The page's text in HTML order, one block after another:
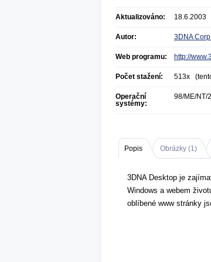
Aktualizováno: 18.6.2003
Autor: 3DNA
Web programu: http://
Počet stažení: 513x
Operační
systémy:
98/ME/NT/
Popis Obrázky (1)
3DNA Desktop je
Windows a webem
oblíbené www stránky